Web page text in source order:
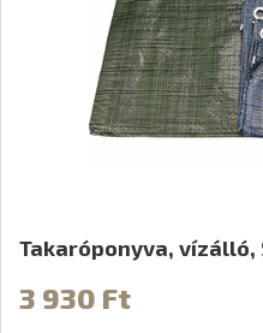
Takaróponyva, vízálló,
3 930 Ft